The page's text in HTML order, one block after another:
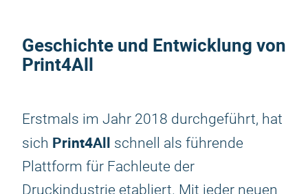
Geschichte und Entwicklung von
Print4All
Erstmals im Jahr 2018 durchgeführt, hat
sich Print4All schnell als führende
Plattform für Fachleute der
Druckindustrie etabliert. Mit jeder neuen